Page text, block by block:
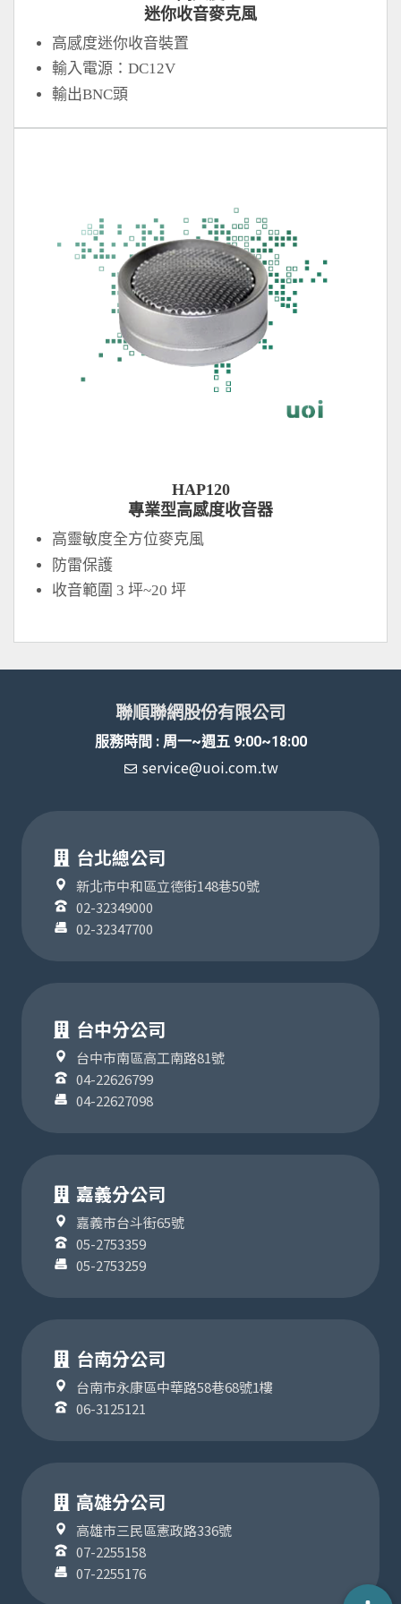
迷你收音麥克風
高感度迷你收音裝置
輸入電源：DC12V
輸出BNC頭
HAP120
專業型高感度收音器
高靈敏度全方位麥克風
防雷保護
收音範圍 3 坪~20 坪
聯順聯網股份有限公司
服務時間 : 周一~週五 9:00~18:00
service@uoi.com.tw
台北總公司
新北市中和區立德街148巷50號
02-32349000
02-32347700
台中分公司
台中市南區高工南路81號
04-22626799
04-22627098
嘉義分公司
嘉義市台斗街65號
05-2753359
05-2753259
台南分公司
台南市永康區中華路58巷68號1樓
06-3125121
高雄分公司
高雄市三民區憲政路336號
07-2255158
07-2255176